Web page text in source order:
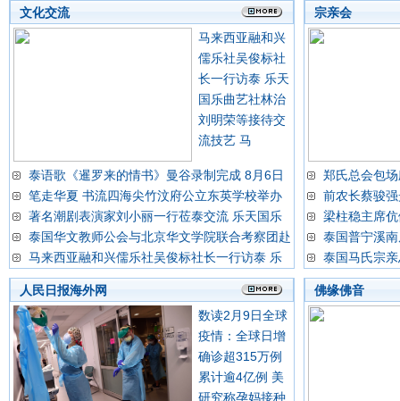
文化交流
马来西亚融和兴
儒乐社吴俊标社
长一行访泰 乐天
国乐曲艺社林治
刘明荣等接待交
流技艺 马
泰语歌《暹罗来的情书》曼谷录制完成 8月6日
笔走华夏 书流四海尖竹汶府公立东英学校举办
著名潮剧表演家刘小丽一行莅泰交流 乐天国乐
泰国华文教师公会与北京华文学院联合考察团赴
马来西亚融和兴儒乐社吴俊标社长一行访泰 乐
宗亲会
郑氏总会包
前农长蔡骏
梁柱稳主席
泰国普宁溪
泰国马氏宗
人民日报海外网
数读2月9日全球
疫情：全球日增
确诊超315万例
累计逾4亿例 美
研究称孕妈接种
佛缘佛音